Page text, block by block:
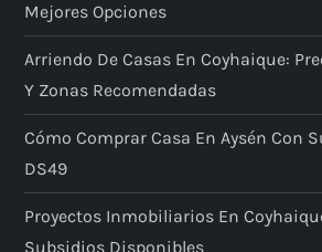
Mejores Opciones
Arriendo De Casas En Coyhaique:
Y Zonas Recomendadas
Cómo Comprar Casa En Aysén Con
DS49
Proyectos Inmobiliarios En
Subsidios Disponibles